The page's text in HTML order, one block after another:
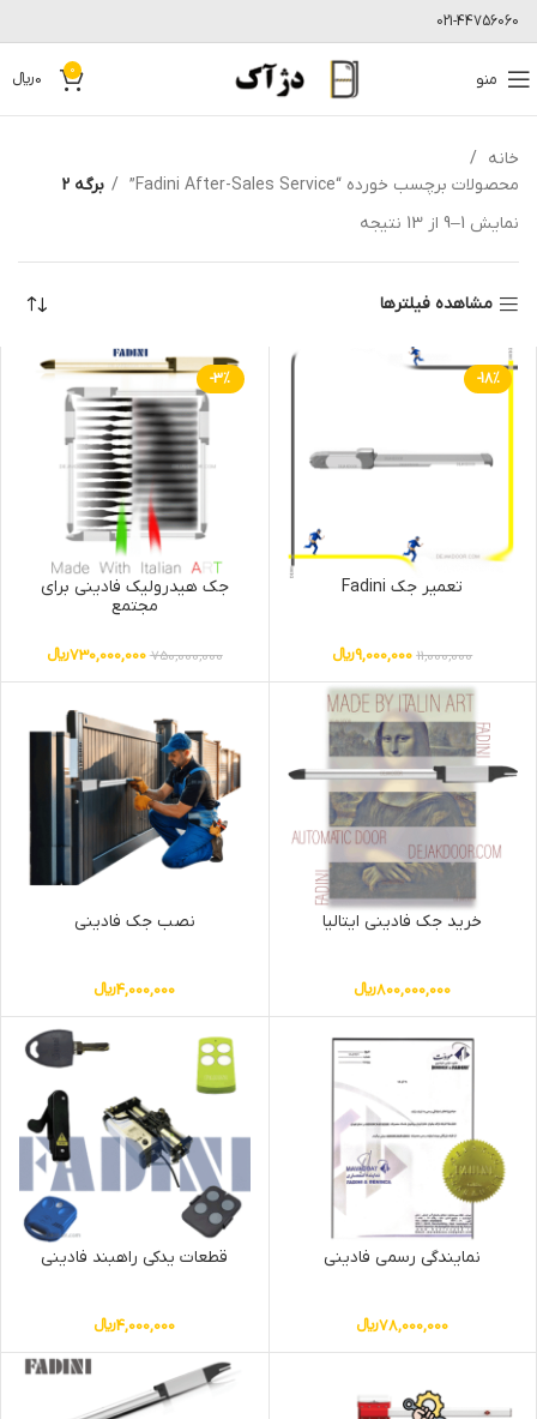
021-44756060
منو 0
0﷼
خانه
محصولات برچسب خورده “Fadini After-Sales Service”
برگه 2
نمایش 1–9 از 13 نتیجه
مشاهده فیلترها
-18%
تعمیر جک Fadini
11,000,000
9,000,000﷼
-3%
جک هیدرولیک فادینی برای
مجتمع
750,000,000
730,000,000﷼
خرید جک فادینی ایتالیا
800,000,000﷼
نصب جک فادینی
4,000,000﷼
نمایندگی رسمی فادینی
78,000,000﷼
قطعات یدکی راهبند فادینی
4,000,000﷼